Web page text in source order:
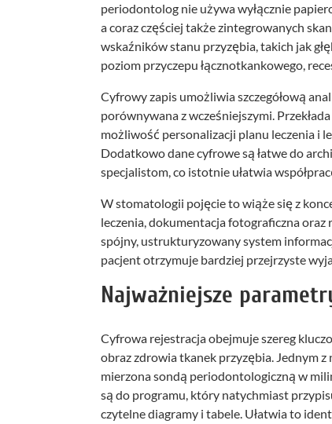
periodontolog nie używa wyłącznie
a coraz częściej także zintegrowanych
wskaźników stanu przyzębia, takich jak
poziom przyczepu łącznotkankowego,
Cyfrowy zapis umożliwia szczegółową
porównywana z wcześniejszymi.
możliwość personalizacji planu leczenia i
Dodatkowo dane cyfrowe są łatwe do
specjalistom, co istotnie ułatwia
W stomatologii pojęcie to wiąże się z
leczenia, dokumentacja fotograficzna
spójny, ustrukturyzowany system
pacjent otrzymuje bardziej przejrzyste
Najważniejsze
Cyfrowa rejestracja obejmuje szereg
obraz zdrowia tkanek przyzębia. Jednym
mierzona sondą periodontologiczną w
są do programu, który natychmiast
czytelne diagramy i tabele. Ułatwia to